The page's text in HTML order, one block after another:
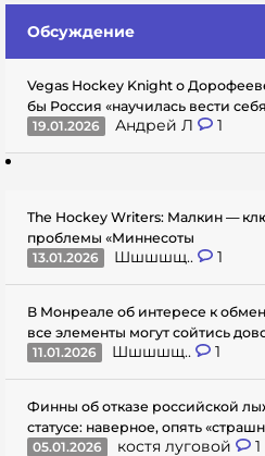
Обсуждение
Vegas Hockey Knight о
бы Россия «научилась вести
19.01.2026
Андрей Л 1
The Hockey Writers: Малкин —
проблемы «Миннесоты
13.01.2026
Шшшшщ.. 1
В Монреале об интересе к
все элементы могут сойтись
11.01.2026
Шшшшщ.. 1
Финны об отказе российской
статусе: наверное, опять
05.01.2026
костя луговой 1